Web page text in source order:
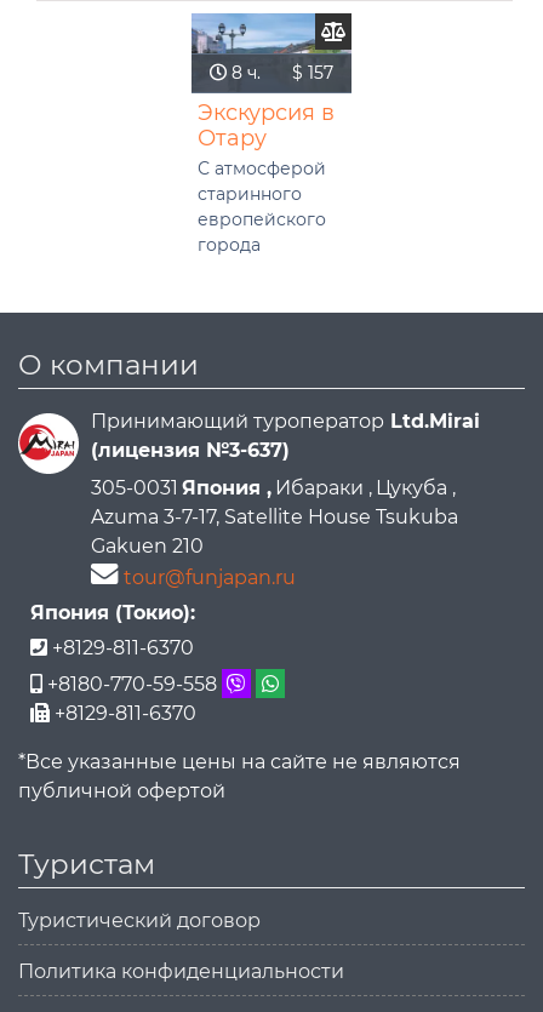
8 ч. $ 157
8 ч. $ 157
Экскурсия в
Отару
С атмосферой
старинного
европейского
города
О компании
Принимающий туроператор Ltd.Mirai
(лицензия №3-637)
305-0031 Япония , Ибараки , Цукуба ,
Azuma 3-7-17, Satellite House Tsukuba
Gakuen 210
tour@funjapan.ru
Япония (Токио):
+8129-811-6370
+8180-770-59-558
+8129-811-6370
*Все указанные цены на сайте не являются
публичной офертой
Туристам
Туристический договор
Политика конфиденциальности